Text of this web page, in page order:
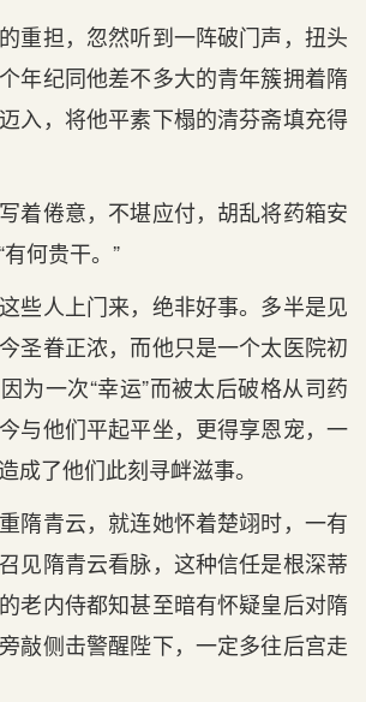
重担，忽然听到一阵破门声，扭头
年纪同他差不多大的青年簇拥着隋
入，将他平素下榻的清芬斋填充得
着倦意，不堪应付，胡乱将药箱安
何贵干。”
些人上门来，绝非好事。多半是见
圣眷正浓，而他只是一个太医院初
为一次“幸运”而被太后破格从司药
与他们平起平坐，更得享恩宠，一
成了他们此刻寻衅滋事。
隋青云，就连她怀着楚翊时，一有
见隋青云看脉，这种信任是根深蒂
老内侍都知甚至暗有怀疑皇后对隋
敲侧击警醒陛下，一定多往后宫走